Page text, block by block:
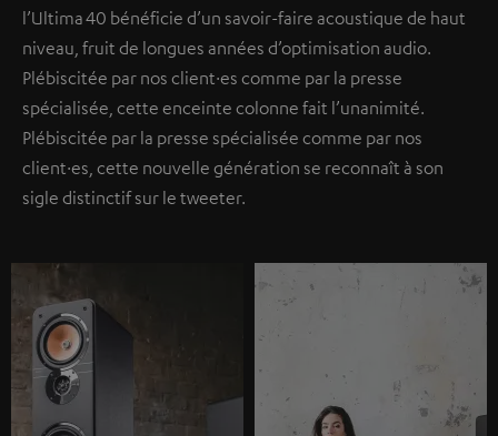
l’Ultima 40 bénéficie d’un savoir-faire acoustique de haut
niveau, fruit de longues années d’optimisation audio.
Plébiscitée par nos client·es comme par la presse
spécialisée, cette enceinte colonne fait l’unanimité.
Plébiscitée par la presse spécialisée comme par nos
client·es, cette nouvelle génération se reconnaît à son
sigle distinctif sur le tweeter.